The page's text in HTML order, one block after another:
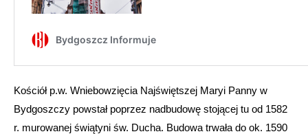
Kościół p.w. Wniebowzięcia Najświętszej Maryi Panny w
Bydgoszczy powstał poprzez nadbudowę stojącej tu od 1582
r. murowanej świątyni św. Ducha. Budowa trwała do ok. 1590